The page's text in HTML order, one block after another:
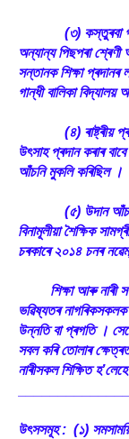
(৩) কস্তুৰবা গান্ধী
অন্যান্য পিছপৰা শ্ৰেণী
সন্তানক শিক্ষা
গান্ধী বালিকা
(৪) ৰাষ্ট্ৰীয়
উৎসাহ প্ৰদান কৰাৰ
আঁচনি মুকলি কৰিছিল ।
(৫) উদান আঁচনি :
বিনামূলীয়া শৈক্ষিক
চৰকাৰে ২০১৪ চনৰ
শিক্ষা আৰু নাৰী
ভৱিষ্যতৰ
উন্নতি বা প্ৰগতি ।
সবল কৰি তোলাৰ
নাৰীসকল শিক্ষিত
উৎসসমূহ : (১)